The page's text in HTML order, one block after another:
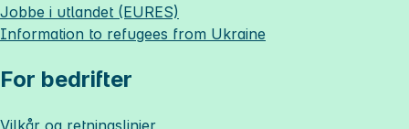
Jobbe i utlandet (EURES)
Information to refugees from Ukraine
For bedrifter
Vilkår og retningslinjer